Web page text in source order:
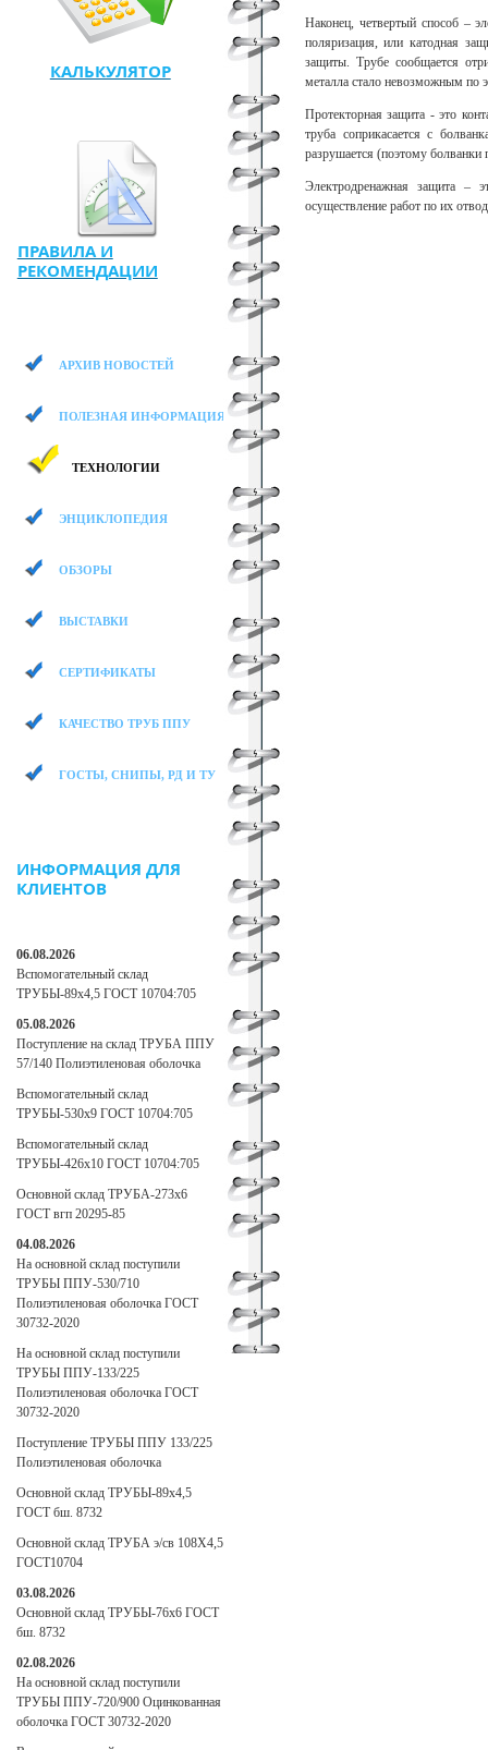
Наконец, четвертый способ –
поляризация, или катодная
защиты. Трубе сообщается
металла стало невозможным по
Протекторная защита - это
труба соприкасается с
разрушается (поэтому
Электродренажная защита –
осуществление работ по их
КАЛЬКУЛЯТОР
ПРАВИЛА И
РЕКОМЕНДАЦИИ
АРХИВ НОВОСТЕЙ
ПОЛЕЗНАЯ ИНФОРМАЦИЯ
ТЕХНОЛОГИИ
ЭНЦИКЛОПЕДИЯ
ОБЗОРЫ
ВЫСТАВКИ
СЕРТИФИКАТЫ
КАЧЕСТВО ТРУБ ППУ
ГОСТЫ, СНИПЫ, РД И ТУ
ИНФОРМАЦИЯ ДЛЯ
КЛИЕНТОВ
06.08.2026
Вспомогательный склад
ТРУБЫ-89х4,5 ГОСТ 10704:705
05.08.2026
Поступление на склад ТРУБА ППУ
57/140 Полиэтиленовая оболочка
Вспомогательный склад
ТРУБЫ-530х9 ГОСТ 10704:705
Вспомогательный склад
ТРУБЫ-426х10 ГОСТ 10704:705
Основной склад ТРУБА-273х6
ГОСТ вгп 20295-85
04.08.2026
На основной склад поступили
ТРУБЫ ППУ-530/710
Полиэтиленовая оболочка ГОСТ
30732-2020
На основной склад поступили
ТРУБЫ ППУ-133/225
Полиэтиленовая оболочка ГОСТ
30732-2020
Поступление ТРУБЫ ППУ 133/225
Полиэтиленовая оболочка
Основной склад ТРУБЫ-89х4,5
ГОСТ бш. 8732
Основной склад ТРУБА э/св 108Х4,5
ГОСТ10704
03.08.2026
Основной склад ТРУБЫ-76х6 ГОСТ
бш. 8732
02.08.2026
На основной склад поступили
ТРУБЫ ППУ-720/900 Оцинкованная
оболочка ГОСТ 30732-2020